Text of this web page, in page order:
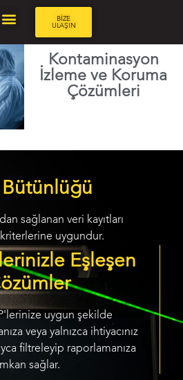
BİZE
ULAŞIN
Kontaminasyon
İzleme ve Koruma
Çözümleri
Bütünlüğü
sağlanan veri kayıtları
uygundur.
Eşleşen
uygun şekilde
veya yalnızca ihtiyacınız
filtreleyip raporlamanıza
sağlar.